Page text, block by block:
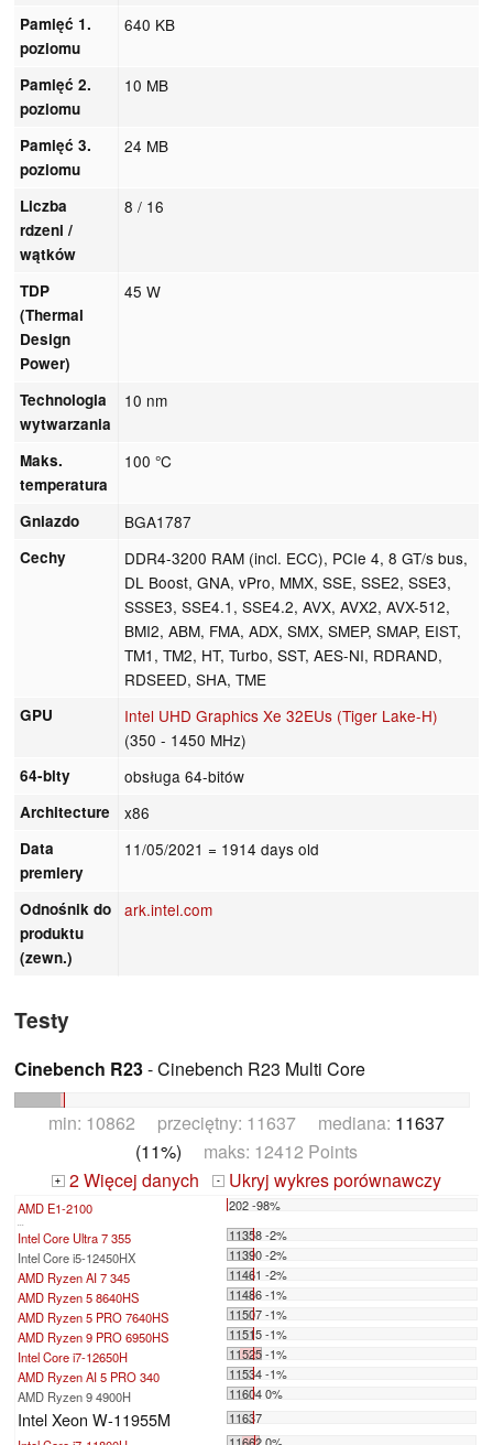
Pamięć 1.
poziomu
640 KB
Pamięć 2.
poziomu
10 MB
Pamięć 3.
poziomu
24 MB
Liczba
rdzeni /
wątków
8 / 16
TDP
(Thermal
Design
Power)
45 W
Technologia
wytwarzania
10 nm
Maks.
temperatura
100 °C
Gniazdo BGA1787
Cechy
DDR4-3200 RAM (incl. ECC), PCIe 4, 8 GT/s bus,
DL Boost, GNA, vPro, MMX, SSE, SSE2, SSE3,
SSSE3, SSE4.1, SSE4.2, AVX, AVX2, AVX-512,
BMI2, ABM, FMA, ADX, SMX, SMEP, SMAP, EIST,
TM1, TM2, HT, Turbo, SST, AES-NI, RDRAND,
RDSEED, SHA, TME
GPU
Intel UHD Graphics Xe 32EUs (Tiger Lake-H)
(350 - 1450 MHz)
64-bity obsługa 64-bitów
Architecture x86
Data
premiery
11/05/2021 = 1914 days old
Odnośnik do
produktu
(zewn.)
ark.intel.com
Testy
Cinebench R23- Cinebench R23 Multi Core
min: 10862 przeciętny: 11637 mediana: 11637
(11%) maks: 12412 Points
+ 2 Więcej danych - Ukryj wykres porównawczy
AMD E1-2100 202 -98%
Intel Core Ultra 7 355
11358 -2%
Intel Core i5-12450HX
11390 -2%
AMD Ryzen AI 7 345
11461 -2%
AMD Ryzen 5 8640HS
11486 -1%
AMD Ryzen 5 PRO 7640HS
11507 -1%
AMD Ryzen 9 PRO 6950HS
11515 -1%
Intel Core i7-12650H
11525 -1%
AMD Ryzen AI 5 PRO 340
11534 -1%
AMD Ryzen 9 4900H
11604 0%
Intel Xeon W-11955M
11637
11662 0%